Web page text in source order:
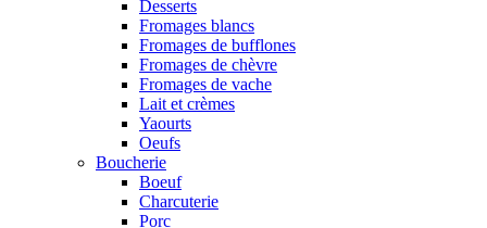
Desserts
Fromages blancs
Fromages de bufflones
Fromages de chèvre
Fromages de vache
Lait et crèmes
Yaourts
Oeufs
Boucherie
Boeuf
Charcuterie
Porc